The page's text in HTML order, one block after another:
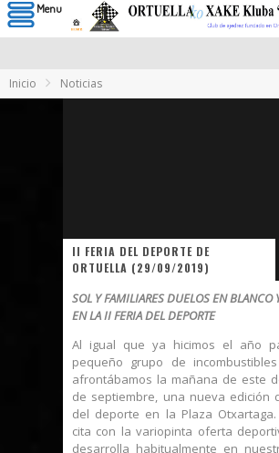
Inicio Noticias
II FERIA DEL DEPORTE DE
ORTUELLA (29/09/2019)
SOL Y FAMILIARES DUELOS EN BLANCO
EN LA II FERIA DEL DEPORTE
Al igual que ya hicimos el año
pequeño grupo de incombustibles
afrontábamos la mañana de este
de septiembre, una nueva edición
del deporte en la Plaza Otxartaga.
cita con la variopinta oferta
desarrolla habitualmente en
Menu